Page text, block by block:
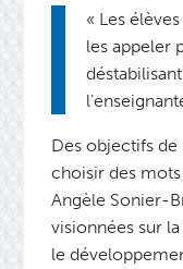
« Les
les appeler
Des objectifs de
choisir des
Angèle Sonier-
visionnées sur
le